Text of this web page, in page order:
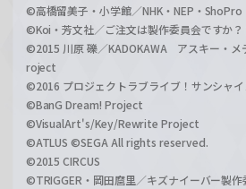
©高橋留美子・小学館／NHK・NEP・ShoPro
©Koi・芳文社／ご注文は製作委員会ですか？
©2015 川原 礫／KADOKAWA アスキー・メ
roject
©2016 プロジェクトラブライブ！サンシャイ
©BanG Dream! Project
©VisualArt's/Key/Rewrite Project
©ATLUS ©SEGA All rights reserved.
©2015 CIRCUS
©TRIGGER・岡田麿里／キズナイーバー製作